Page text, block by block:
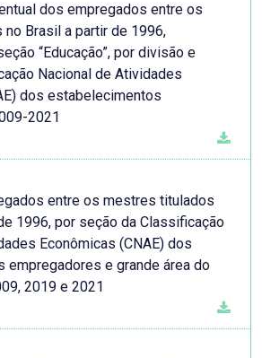
dos empregados entre os
Brasil a partir de 1996,
“Educação”, por divisão e
Nacional de Atividades
dos estabelecimentos
2021
entre os mestres titulados
1996, por seção da Classificação
Econômicas (CNAE) dos
empregadores e grande área do
2019 e 2021